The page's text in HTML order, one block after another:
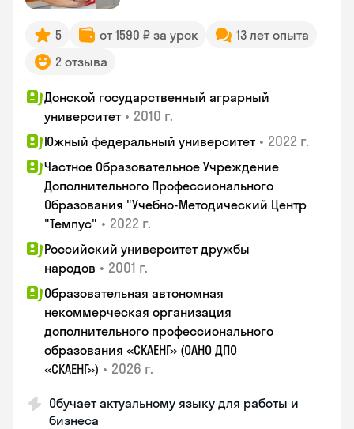
5 от 1590 ₽ за урок
13 лет опыта
2 отзыва
Донской государственный аграрный
университет • 2010 г.
Южный федеральный университет • 2022 г.
Частное Образовательное Учреждение
Дополнительного Профессионального
Образования "Учебно-Методический Центр
"Темпус" • 2022 г.
Российский университет дружбы
народов • 2001 г.
Образовательная автономная
некоммерческая организация
дополнительного профессионального
образования «СКАЕНГ» (ОАНО ДПО
«СКАЕНГ») • 2026 г.
Обучает актуальному языку для работы и
бизнеса